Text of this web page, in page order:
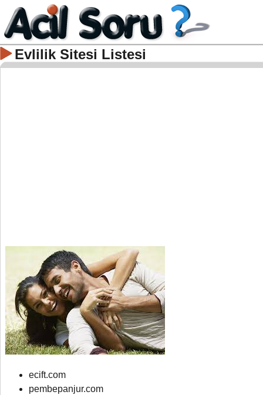
Evlilik Sitesi Listesi
ecift.com
pembepanjur.com